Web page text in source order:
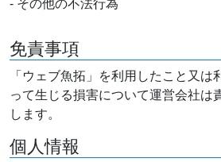
- その他の不法行為
免責事項
「ウェブ魚拓」を利用したこと又は
って生じる損害について運営会社は
します。
個人情報